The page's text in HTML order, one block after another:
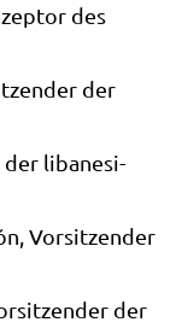
des
der
der liba­ne­si­
Vor­sit­zen­der
der